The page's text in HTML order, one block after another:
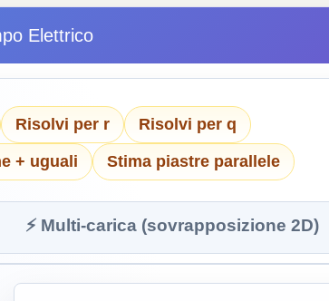
Elettrico
Risolvi per r Risolvi per q
+ uguali Stima piastre parallele
⚡ Multi-carica (sovrapposizione 2D)